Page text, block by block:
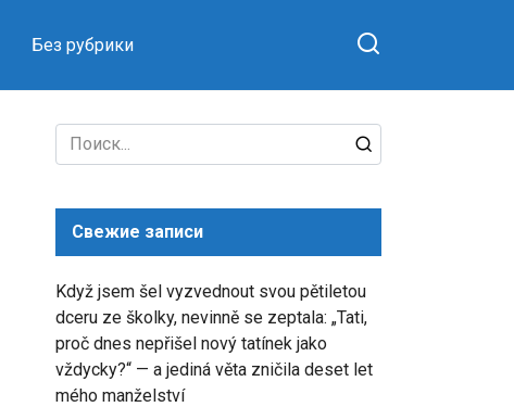
Без рубрики
Search
for:
Свежие записи
Když jsem šel vyzvednout svou pětiletou
dceru ze školky, nevinně se zeptala: „Tati,
proč dnes nepřišel nový tatínek jako
vždycky?“ — a jediná věta zničila deset let
mého manželství